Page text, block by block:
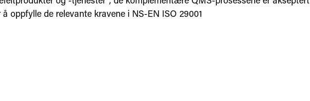
å oppfylle de relevante kravene i NS-EN ISO 29001